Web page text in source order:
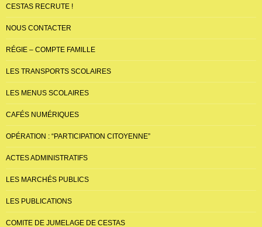
CESTAS RECRUTE !
NOUS CONTACTER
RÉGIE – COMPTE FAMILLE
LES TRANSPORTS SCOLAIRES
LES MENUS SCOLAIRES
CAFÉS NUMÉRIQUES
OPÉRATION : “PARTICIPATION CITOYENNE”
ACTES ADMINISTRATIFS
LES MARCHÉS PUBLICS
LES PUBLICATIONS
COMITE DE JUMELAGE DE CESTAS